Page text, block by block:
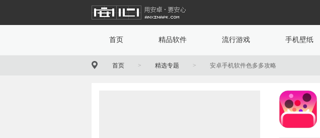
首页 精品软件 流行游戏 手机壁纸
首页 > 精选专题 > 安卓手机软件色多多攻略